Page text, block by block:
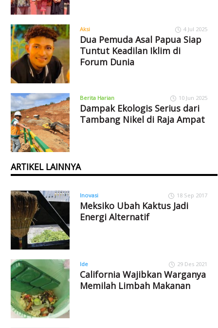
Aksi 4 Jul 2025
Dua Pemuda Asal Papua Siap
Tuntut Keadilan Iklim di
Forum Dunia
Berita Harian 10 Jun 2025
Dampak Ekologis Serius dari
Tambang Nikel di Raja Ampat
ARTIKEL LAINNYA
Inovasi 18 Sep 2017
Meksiko Ubah Kaktus Jadi
Energi Alternatif
Ide 29 Des 2021
California Wajibkan Warganya
Memilah Limbah Makanan